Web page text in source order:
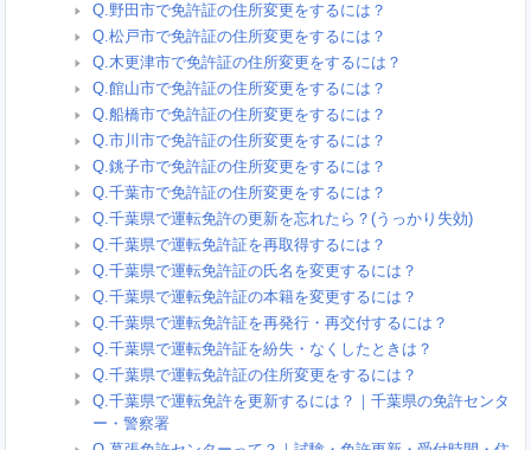
Q.野田市で免許証の住所変更をするには？
Q.松戸市で免許証の住所変更をするには？
Q.木更津市で免許証の住所変更をするには？
Q.館山市で免許証の住所変更をするには？
Q.船橋市で免許証の住所変更をするには？
Q.市川市で免許証の住所変更をするには？
Q.銚子市で免許証の住所変更をするには？
Q.千葉市で免許証の住所変更をするには？
Q.千葉県で運転免許の更新を忘れたら？(うっかり失効)
Q.千葉県で運転免許証を再取得するには？
Q.千葉県で運転免許証の氏名を変更するには？
Q.千葉県で運転免許証の本籍を変更するには？
Q.千葉県で運転免許証を再発行・再交付するには？
Q.千葉県で運転免許証を紛失・なくしたときは？
Q.千葉県で運転免許証の住所変更をするには？
Q.千葉県で運転免許を更新するには？｜千葉県の免許センタ
ー・警察署